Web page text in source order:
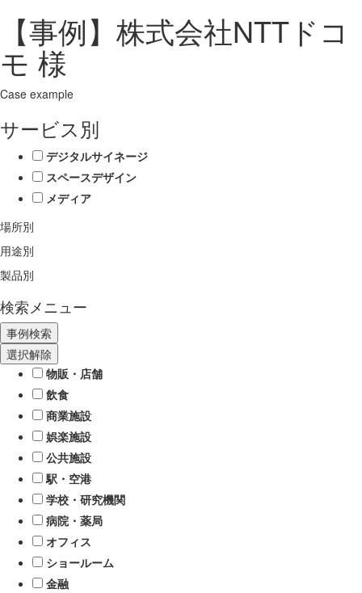
【事例】株式会社NTTドコ
モ 様
Case example
サービス別
デジタルサイネージ
スペースデザイン
メディア
場所別
用途別
製品別
検索メニュー
選択解除
物販・店舗
飲食
商業施設
娯楽施設
公共施設
駅・空港
学校・研究機関
病院・薬局
オフィス
ショールーム
金融